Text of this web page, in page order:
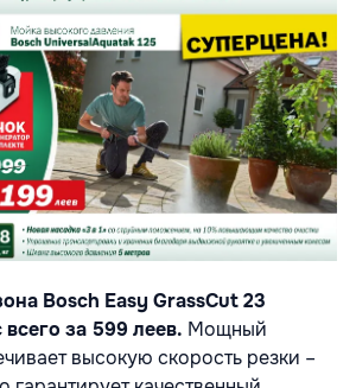
Bosch Easy GrassCut 23
за 599 леев. Мощный
высокую скорость резки –